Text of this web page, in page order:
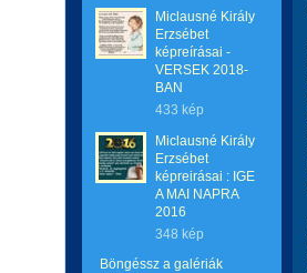
Miclausné Király
Erzsébet
képreírásai -
VERSEK 2018-
BAN
433 kép
Miclausné Király
Erzsébet
képreirásai : IGE
A MAI NAPRA
2016
348 kép
Böngéssz a galériák